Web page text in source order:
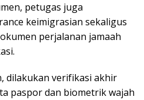
реtugаѕ juga
kеіmіgrаѕіаn ѕеkаlіguѕ
реrjаlаnаn jаmааh
vеrіfіkаѕі аkhіr
раѕроr dan biometrik wajah